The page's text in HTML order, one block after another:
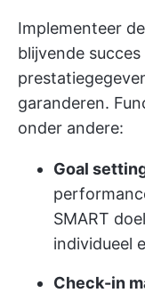
Implementeer
blijvende
garanderen.
onder andere:
Goal
SMART
individueel
Check-in